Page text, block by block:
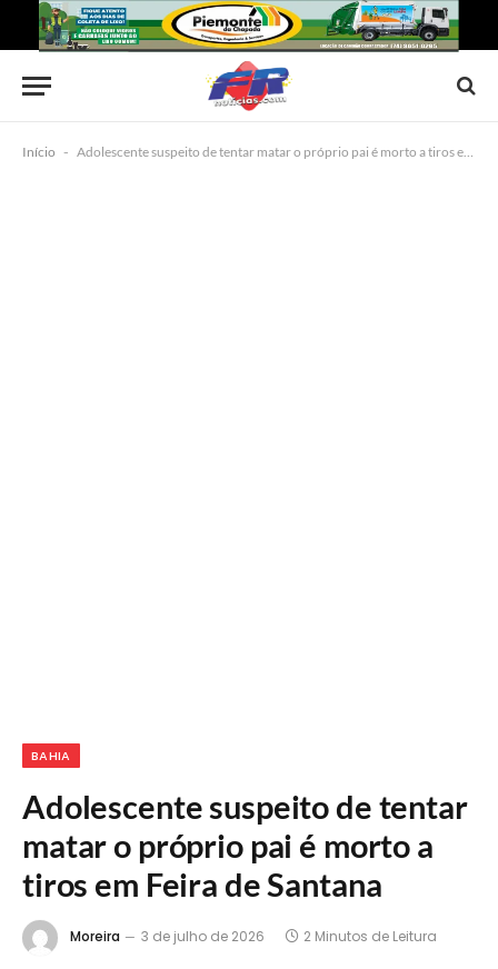
Início - Adolescente suspeito de tentar matar o próprio pai é morto a tiros em Feira de Santana
BAHIA
Adolescente suspeito de tentar
matar o próprio pai é morto a
tiros em Feira de Santana
Moreira 3 de julho de 2026 2 Minutos de Leitura